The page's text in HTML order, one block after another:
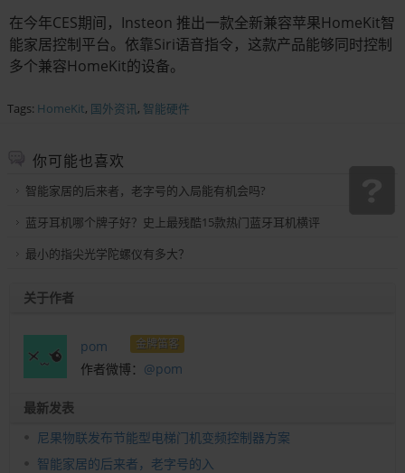
在今年CES期间，Insteon 推出一款全新兼容苹果HomeKit智
能家居控制平台。依靠Siri语音指令，这款产品能够同时控制
多个兼容HomeKit的设备。
Tags: HomeKit, 国外资讯, 智能硬件
你可能也喜欢
智能家居的后来者，老字号的入局能有机会吗?
蓝牙耳机哪个牌子好？史上最残酷15款热门蓝牙耳机横评
最小的指尖光学陀螺仪有多大？
关于作者
pom 金牌笛客
作者微博： @pom
最新发表
尼果物联发布节能型电梯门机变频控制器方案
智能家居的后来者，老字号的入